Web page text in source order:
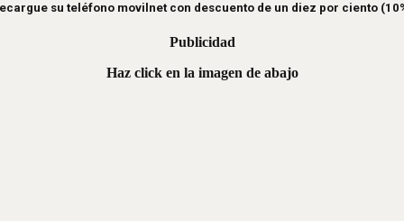
su teléfono movilnet con descuento de un diez por ciento
Publicidad
Haz click en la imagen de abajo